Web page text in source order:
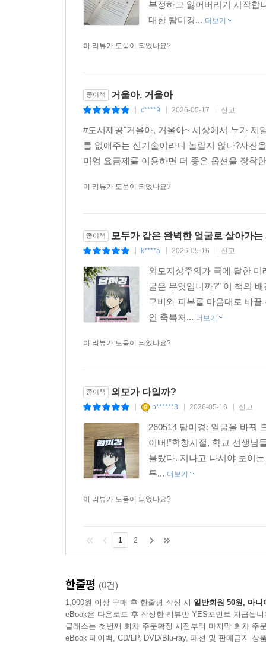
부정하고 잃어버리기 시작합
대한 탐미경... 더보기
이 리뷰가 도움이 되었나요?
종이책 거울아, 거울아
c****9 2026-05-17 신고
#도서제공"거울아, 거울아~ 세상에서 누가 제
를 없애주는 신기술이라니 놀랍지 않나?사진
미엄 요금제를 이용하면 더 좋은 옵션을 장착
이 리뷰가 도움이 되었나요?
종이책 모두가 같은 완벽한 얼굴로 살아가는
k****a 2026-05-16 신고
외모지상주의가 극에 달한
굴은 무엇입니까?” 이 책의
구비와 피부를 마음대로 바
인 축복처... 더보기
이 리뷰가 도움이 되었나요?
종이책 외모가 다일까?
b******3 2026-05-16 신고
260514 탐미경: 얼굴을 바꿔
이뻐!”학창시절, 학교 선생님
몰랐다. 지나고 나서야 보이
투... 더보기
이 리뷰가 도움이 되었나요?
1 2
한줄평 (0건)
1,000원 이상 구매 후 한줄평 작성 시 일반회원 50원, 마니
eBook은 다운로드 후 작성한 리뷰만 YES포인트 지급됩니
클래스는 첫번째 회차 주문확정 시점부터 마지막 회차 주
eBook 페이백, CD/LP, DVD/Blu-ray, 패션 및 판매금지 상